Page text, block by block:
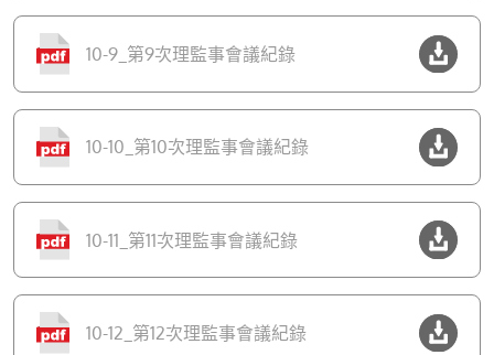
10-9_第9次理監事會議紀錄
10-10_第10次理監事會議紀錄
10-11_第11次理監事會議紀錄
10-12_第12次理監事會議紀錄